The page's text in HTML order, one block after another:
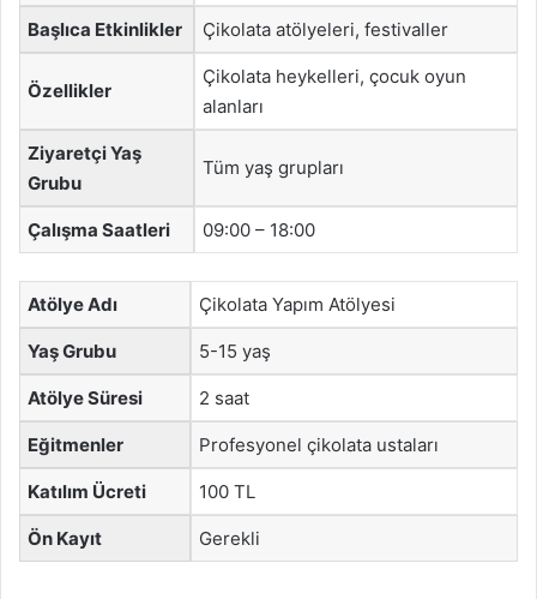
Başlıca Etkinlikler Çikolata atölyeleri, festivaller
Özellikler
Çikolata heykelleri, çocuk oyun
alanları
Ziyaretçi Yaş
Grubu
Tüm yaş grupları
Çalışma Saatleri 09:00 – 18:00
Atölye Adı Çikolata Yapım Atölyesi
Yaş Grubu 5-15 yaş
Atölye Süresi 2 saat
Eğitmenler Profesyonel çikolata ustaları
Katılım Ücreti 100 TL
Ön Kayıt Gerekli